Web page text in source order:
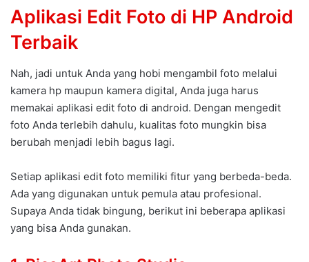
Aplikasi Edit Foto di HP Android
Terbaik
Nah, jadi untuk Anda yang hobi mengambil foto melalui
kamera hp maupun kamera digital, Anda juga harus
memakai aplikasi edit foto di android. Dengan mengedit
foto Anda terlebih dahulu, kualitas foto mungkin bisa
berubah menjadi lebih bagus lagi.
Setiap aplikasi edit foto memiliki fitur yang berbeda-beda.
Ada yang digunakan untuk pemula atau profesional.
Supaya Anda tidak bingung, berikut ini beberapa aplikasi
yang bisa Anda gunakan.